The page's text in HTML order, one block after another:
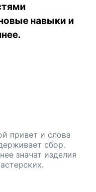
навыки и
привет и слова
сбор.
значат изделия